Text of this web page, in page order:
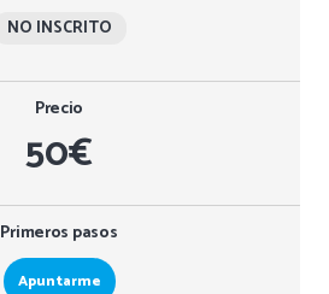
NO INSCRITO
Precio
50€
Primeros pasos
Apuntarme